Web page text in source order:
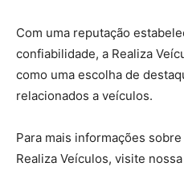
Com uma reputação
confiabilidade, a Realiza
como uma escolha de
relacionados a veículos.
Para mais informações
Realiza Veículos, visite